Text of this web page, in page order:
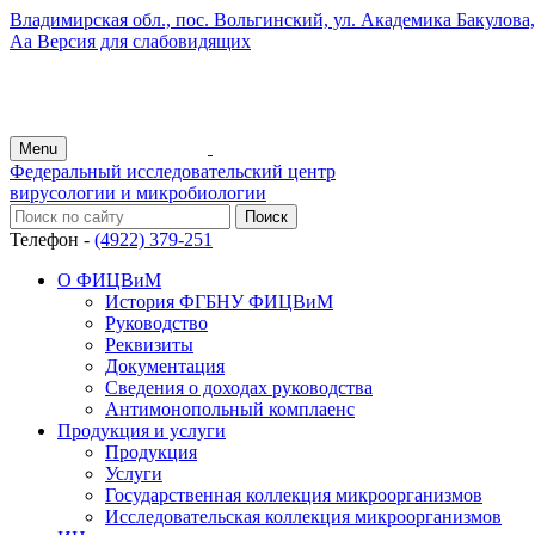
Владимирская обл., пос. Вольгинский, ул. Академика Бакулова,
Аа Версия для слабовидящих
Menu
Федеральный исследовательский центр
вирусологии и микробиологии
Телефон - (4922) 379-251
О ФИЦВиМ
История ФГБНУ ФИЦВиМ
Руководство
Реквизиты
Документация
Сведения о доходах руководства
Антимонопольный комплаенс
Продукция и услуги
Продукция
Услуги
Государственная коллекция микроорганизмов
Исследовательская коллекция микроорганизмов